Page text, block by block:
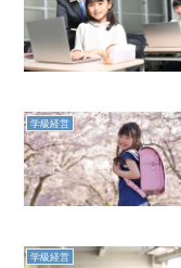
学級経営
学級経営